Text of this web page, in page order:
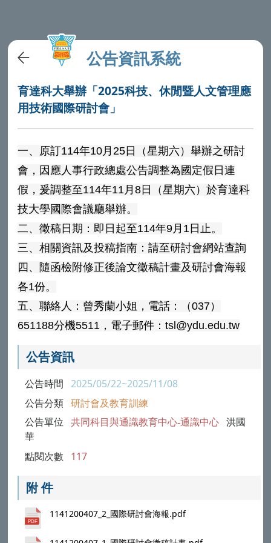
公告資訊系統
育達科大舉辦「2025科技、休閒暨人文管理應
用技術國際研討會」
一、原訂114年10月25日（星期六）舉辦之研討
會，因應人事行政總處公告調整為國定假日連
假，爰調整至114年11月8日（星期六）於育達科
技大學國際會議廳舉辦。
二、徵稿日期：即日起至114年9月1日止。
三、相關資訊及投稿指南：請至研討會網站查詢
四、隨函檢附修正後論文徵稿計畫及研討會海報
各1份。
五、聯絡人：曾秀蘭小姐，電話：（037）
651188分機5511，電子郵件：tsl@ydu.edu.tw
公告資訊
公告時間 2025/05/22~2025/11/08
公告分類 研討會及教育訓練
公告單位 共同科目與通識教育中心-通識中心
洪國
華
點閱次數 117
附 件
1141200407_2_國際研討會海報.pdf